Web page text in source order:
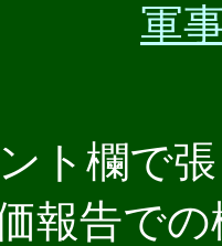
軍
ト欄で
報告で